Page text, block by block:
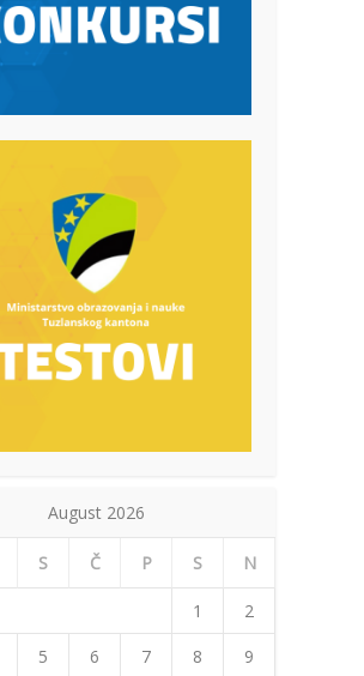
August 2026
S Č P S N
1
2
5 6 7 8
9